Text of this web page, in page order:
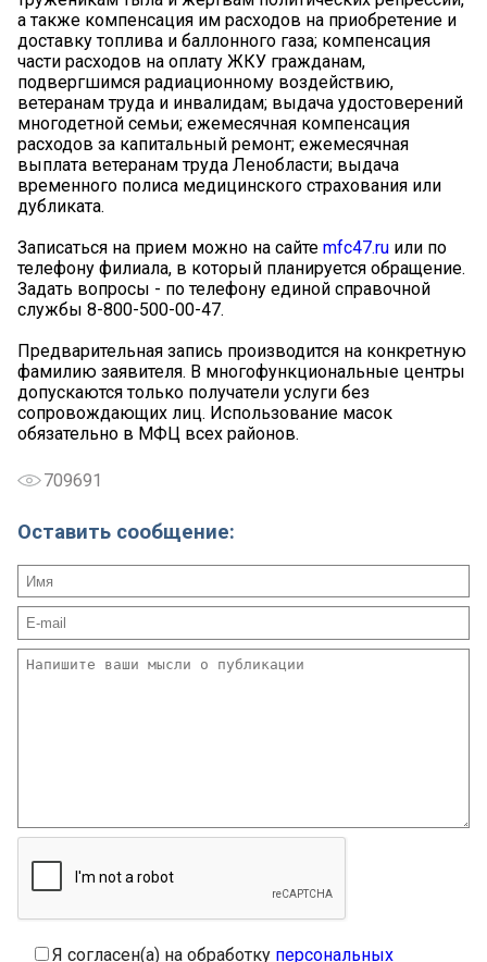
а также компенсация им расходов на приобретение и
доставку топлива и баллонного газа; компенсация
части расходов на оплату ЖКУ гражданам,
подвергшимся радиационному воздействию,
ветеранам труда и инвалидам; выдача удостоверений
многодетной семьи; ежемесячная компенсация
расходов за капитальный ремонт; ежемесячная
выплата ветеранам труда Ленобласти; выдача
временного полиса медицинского страхования или
дубликата.
Записаться на прием можно на сайте mfc47.ru или по
телефону филиала, в который планируется обращение.
Задать вопросы - по телефону единой справочной
службы 8-800-500-00-47.
Предварительная запись производится на конкретную
фамилию заявителя. В многофункциональные центры
допускаются только получатели услуги без
сопровождающих лиц. Использование масок
обязательно в МФЦ всех районов.
709691
Оставить сообщение:
Я согласен(а) на обработку персональных